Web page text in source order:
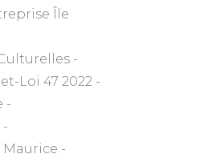
Île
Loi 47 2022